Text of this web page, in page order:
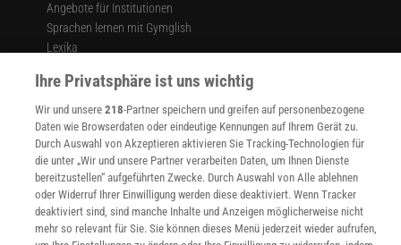
Angebote für Institutionen
Sprachen lernen mit Gymglish
Lexika
Zugänglichkeitserklärung
WEBSEITEN
KielSCN
Wissenschaft in die Schulen
SciLogs
Ihre Privatsphäre ist uns wichtig
Wir und unsere218-Partner speichern und greifen auf personenbezogene
Daten wie Browserdaten oder eindeutige Kennungen auf Ihrem Gerät zu.
Durch Auswahl von Akzeptieren aktivieren Sie Tracking-Technologien für
die unter „Wir und unsere Partner verarbeiten Daten, um Ihnen Dienste
bereitzustellen“ aufgeführten Zwecke. Durch Auswahl von Alle ablehnen
oder Widerruf Ihrer Einwilligung werden diese deaktiviert. Wenn Tracker
deaktiviert sind, sind manche Inhalte und Anzeigen möglicherweise nicht
mehr so relevant für Sie. Sie können dieses Menü jederzeit wieder aufrufen,